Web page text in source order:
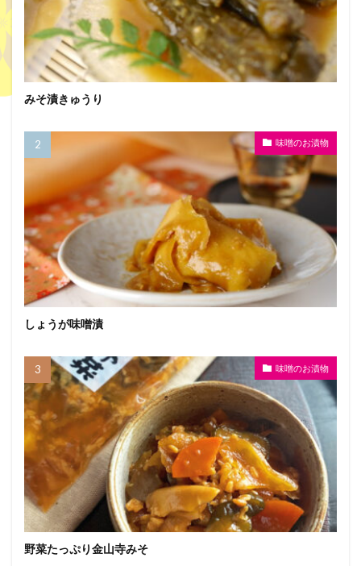
みそ漬きゅうり
味噌のお漬物
しょうが味噌漬
味噌のお漬物
野菜たっぷり金山寺みそ